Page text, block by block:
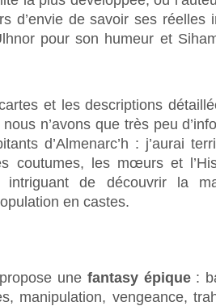
d’envie de savoir ses réelles
pour son humeur et
et les descriptions
n’avons que très peu
d’Almenarc’h : j’aurai
coutumes, les mœurs et
intriguant de découvrir la
en castes.
une fantasy épique :
manipulation, vengeance,